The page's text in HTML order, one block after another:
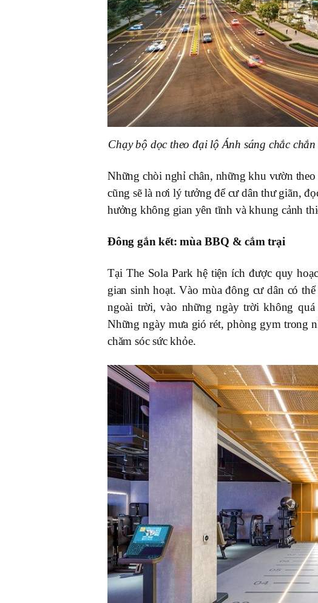
Chạy bộ dọc theo đại lộ Ánh sáng chắc
Những chòi nghỉ chân, những khu vườn theo
cũng sẽ là nơi lý tưởng để cư dân thư giãn,
hưởng không gian yên tĩnh và khung cảnh
Đông gắn kết: mùa BBQ & cắm trại
Tại The Sola Park hệ tiện ích được quy
gian sinh hoạt. Vào mùa đông cư dân có
ngoài trời, vào những ngày trời không
Những ngày mưa gió rét, phòng gym trong
chăm sóc sức khỏe.